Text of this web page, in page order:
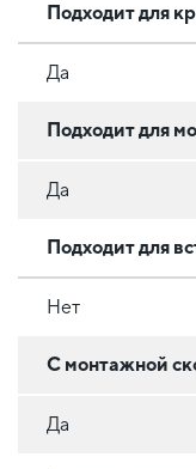
Подходит для
Да
Подходит для
Да
Подходит для
Нет
С монтажной
Да